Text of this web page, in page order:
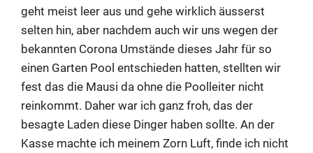
geht meist leer aus und gehe wirklich äusserst
selten hin, aber nachdem auch wir uns wegen der
bekannten Corona Umstände dieses Jahr für so
einen Garten Pool entschieden hatten, stellten wir
fest das die Mausi da ohne die Poolleiter nicht
reinkommt. Daher war ich ganz froh, das der
besagte Laden diese Dinger haben sollte. An der
Kasse machte ich meinem Zorn Luft, finde ich nicht